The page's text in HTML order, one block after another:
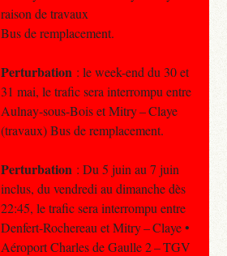
raison de travaux
Bus de remplacement.
Perturbation : le week-end du 30 et
31 mai, le trafic sera interrompu entre
Aulnay-sous-Bois et Mitry – Claye
(travaux) Bus de remplacement.
Perturbation : Du 5 juin au 7 juin
inclus, du vendredi au dimanche dès
22:45, le trafic sera interrompu entre
Denfert-Rochereau et Mitry – Claye •
Aéroport Charles de Gaulle 2 – TGV